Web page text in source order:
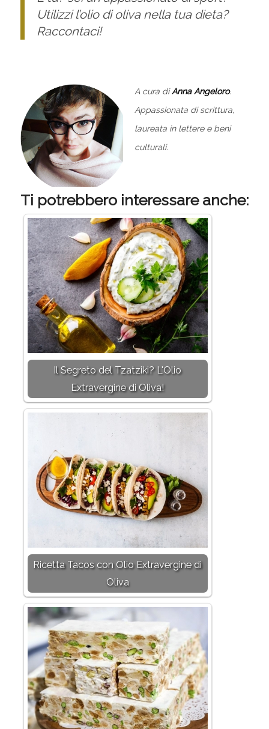
Utilizzi l’olio di oliva nella tua dieta?
Raccontaci!
A cura diAnna Angeloro.
Appassionata di scrittura,
laureata in lettere e beni
culturali.
Ti potrebbero interessare anche:
Il Segreto del Tzatziki? L'Olio
Extravergine di Oliva!
Ricetta Tacos con Olio Extravergine di
Oliva